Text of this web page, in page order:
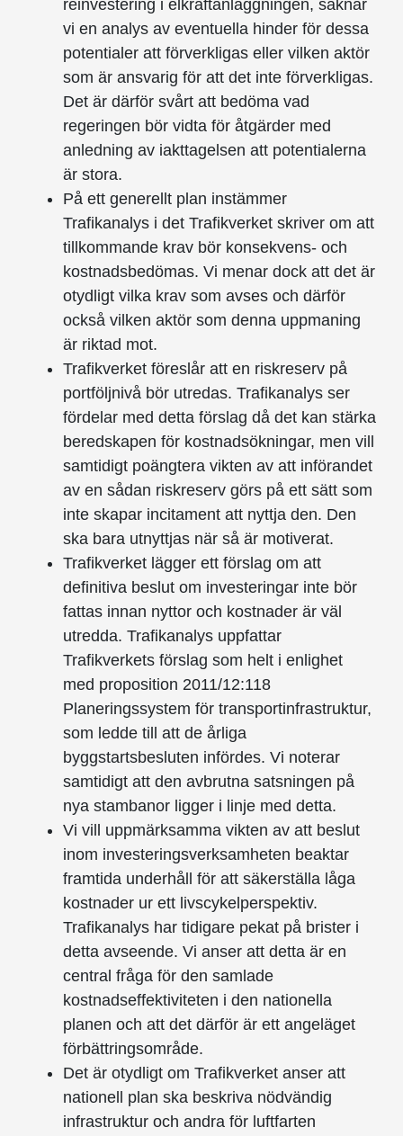
reinvestering i elkraftanläggningen, saknar
vi en analys av eventuella hinder för dessa
potentialer att förverkligas eller vilken aktör
som är ansvarig för att det inte förverkligas.
Det är därför svårt att bedöma vad
regeringen bör vidta för åtgärder med
anledning av iakttagelsen att potentialerna
är stora.
På ett generellt plan instämmer
Trafikanalys i det Trafikverket skriver om att
tillkommande krav bör konsekvens- och
kostnadsbedömas. Vi menar dock att det är
otydligt vilka krav som avses och därför
också vilken aktör som denna uppmaning
är riktad mot.
Trafikverket föreslår att en riskreserv på
portföljnivå bör utredas. Trafikanalys ser
fördelar med detta förslag då det kan stärka
beredskapen för kostnadsökningar, men vill
samtidigt poängtera vikten av att införandet
av en sådan riskreserv görs på ett sätt som
inte skapar incitament att nyttja den. Den
ska bara utnyttjas när så är motiverat.
Trafikverket lägger ett förslag om att
definitiva beslut om investeringar inte bör
fattas innan nyttor och kostnader är väl
utredda. Trafikanalys uppfattar
Trafikverkets förslag som helt i enlighet
med proposition 2011/12:118
Planeringssystem för transportinfrastruktur,
som ledde till att de årliga
byggstartsbesluten infördes. Vi noterar
samtidigt att den avbrutna satsningen på
nya stambanor ligger i linje med detta.
Vi vill uppmärksamma vikten av att beslut
inom investeringsverksamheten beaktar
framtida underhåll för att säkerställa låga
kostnader ur ett livscykelperspektiv.
Trafikanalys har tidigare pekat på brister i
detta avseende. Vi anser att detta är en
central fråga för den samlade
kostnadseffektiviteten i den nationella
planen och att det därför är ett angeläget
förbättringsområde.
Det är otydligt om Trafikverket anser att
nationell plan ska beskriva nödvändig
infrastruktur och andra för luftfarten